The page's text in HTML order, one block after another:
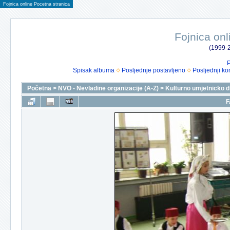
Fojnica online Pocetna stranica
Fojnica
(1999-
Spisak albuma
Posljednje postavljeno Posljednji
Početna > NVO - Nevladine organizacije (A-Z) > Kulturno umjetnicko